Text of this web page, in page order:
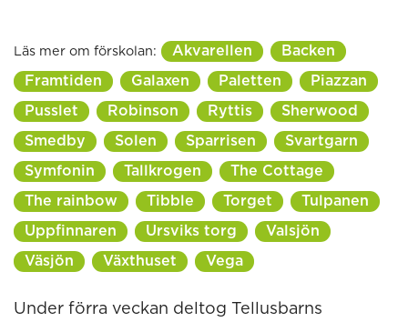
Läs mer om förskolan: Akvarellen Backen
Framtiden Galaxen Paletten Piazzan
Pusslet Robinson Ryttis Sherwood
Smedby Solen Sparrisen Svartgarn
Symfonin Tallkrogen The Cottage
The rainbow Tibble Torget Tulpanen
Uppfinnaren Ursviks torg Valsjön
Väsjön Växthuset Vega
Under förra veckan deltog Tellusbarns